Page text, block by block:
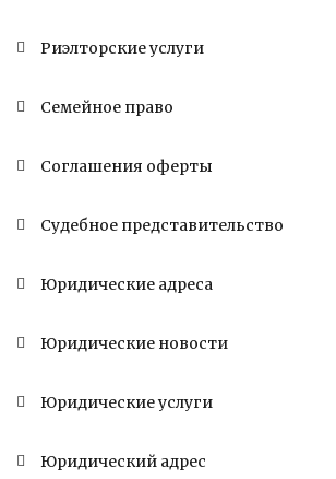
Риэлторские услуги
Семейное право
Соглашения оферты
Судебное представительство
Юридические адреса
Юридические новости
Юридические услуги
Юридический адрес